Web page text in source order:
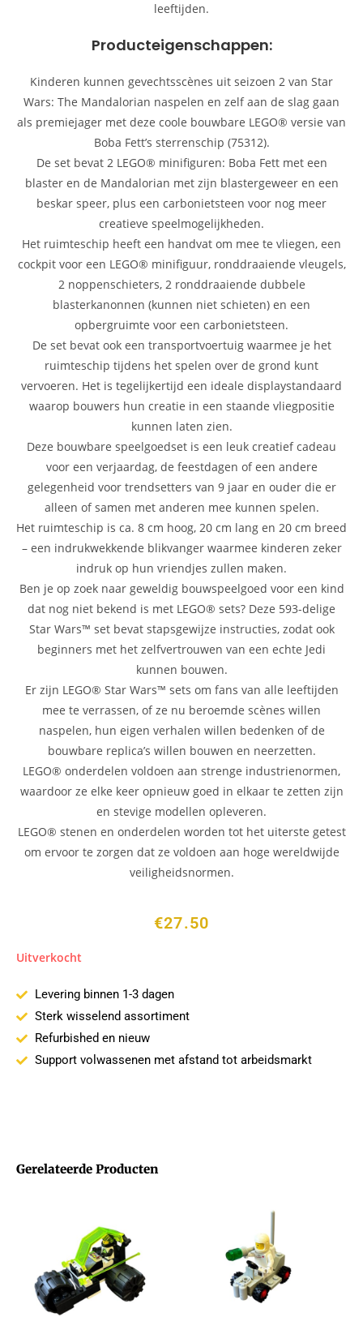
leeftijden.
Producteigenschappen:
Kinderen kunnen gevechtsscènes uit seizoen 2 van Star
Wars: The Mandalorian naspelen en zelf aan de slag gaan
als premiejager met deze coole bouwbare LEGO® versie van
Boba Fett’s sterrenschip (75312).
De set bevat 2 LEGO® minifiguren: Boba Fett met een
blaster en de Mandalorian met zijn blastergeweer en een
beskar speer, plus een carbonietsteen voor nog meer
creatieve speelmogelijkheden.
Het ruimteschip heeft een handvat om mee te vliegen, een
cockpit voor een LEGO® minifiguur, ronddraaiende vleugels,
2 noppenschieters, 2 ronddraaiende dubbele
blasterkanonnen (kunnen niet schieten) en een
opbergruimte voor een carbonietsteen.
De set bevat ook een transportvoertuig waarmee je het
ruimteschip tijdens het spelen over de grond kunt
vervoeren. Het is tegelijkertijd een ideale displaystandaard
waarop bouwers hun creatie in een staande vliegpositie
kunnen laten zien.
Deze bouwbare speelgoedset is een leuk creatief cadeau
voor een verjaardag, de feestdagen of een andere
gelegenheid voor trendsetters van 9 jaar en ouder die er
alleen of samen met anderen mee kunnen spelen.
Het ruimteschip is ca. 8 cm hoog, 20 cm lang en 20 cm breed
– een indrukwekkende blikvanger waarmee kinderen zeker
indruk op hun vriendjes zullen maken.
Ben je op zoek naar geweldig bouwspeelgoed voor een kind
dat nog niet bekend is met LEGO® sets? Deze 593-delige
Star Wars™ set bevat stapsgewijze instructies, zodat ook
beginners met het zelfvertrouwen van een echte Jedi
kunnen bouwen.
Er zijn LEGO® Star Wars™ sets om fans van alle leeftijden
mee te verrassen, of ze nu beroemde scènes willen
naspelen, hun eigen verhalen willen bedenken of de
bouwbare replica’s willen bouwen en neerzetten.
LEGO® onderdelen voldoen aan strenge industrienormen,
waardoor ze elke keer opnieuw goed in elkaar te zetten zijn
en stevige modellen opleveren.
LEGO® stenen en onderdelen worden tot het uiterste getest
om ervoor te zorgen dat ze voldoen aan hoge wereldwijde
veiligheidsnormen.
€27.50
Uitverkocht
Levering binnen 1-3 dagen
Sterk wisselend assortiment
Refurbished en nieuw
Support volwassenen met afstand tot arbeidsmarkt
Gerelateerde Producten